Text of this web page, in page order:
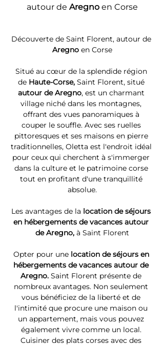
autour de Aregno en Corse
Découverte de Saint Florent, autour de
Aregno en Corse
Situé au cœur de la splendide région
de Haute-Corse, Saint Florent, situé
autour de Aregno, est un charmant
village niché dans les montagnes,
offrant des vues panoramiques à
couper le souffle. Avec ses ruelles
pittoresques et ses maisons en pierre
traditionnelles, Oletta est l'endroit idéal
pour ceux qui cherchent à s'immerger
dans la culture et le patrimoine corse
tout en profitant d'une tranquillité
absolue.
Les avantages de la location de séjours
en hébergements de vacances autour
de Aregno, à Saint Florent
Opter pour une location de séjours en
hébergements de vacances autour de
Aregno. Saint Florent présente de
nombreux avantages. Non seulement
vous bénéficiez de la liberté et de
l'intimité que procure une maison ou
un appartement, mais vous pouvez
également vivre comme un local.
Cuisiner des plats corses avec des